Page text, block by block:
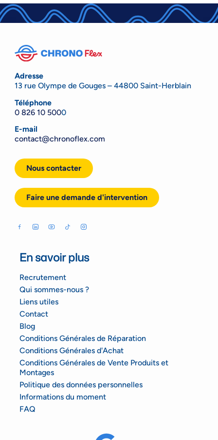
Adresse
13 rue Olympe de Gouges – 44800 Saint-Herblain
Téléphone
0 826 10 5000
E-mail
contact@chronoflex.com
Nous contacter
Faire une demande d'intervention
En savoir plus
Recrutement
Qui sommes-nous ?
Liens utiles
Contact
Blog
Conditions Générales de Réparation
Conditions Générales d'Achat
Conditions Générales de Vente Produits et
Montages
Politique des données personnelles
Informations du moment
FAQ